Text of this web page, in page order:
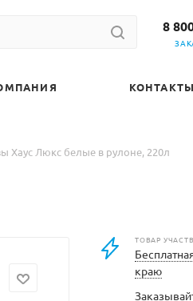
8
КОНТАКТЫ
Хаус Люкс белые в рулоне, 220л
ТОВАР
краю